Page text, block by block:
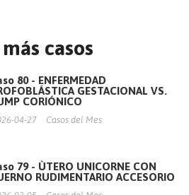
casos
80 - ENFERMEDAD
GESTACIONAL VS.
CORIÓNICO
04-27 Casos del Mes
79 - ÙTERO UNICORNE CON
RUDIMENTARIO ACCESORIO